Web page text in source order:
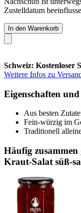
Zustelldatum
In den Warenkorb
Schweiz: Kostenloser
Weitere Infos zu
Eigenschaften
Aus besten
Fein-würzig im
Traditionell
Häufig
Kraut-Salat süß-